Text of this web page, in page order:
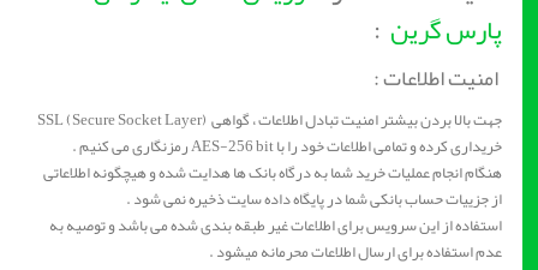
پارس گرین:
امنیت اطلاعات :
جهت بالا بردن بیشتر امنیت تبادل اطلاعات ، گواهی (SSL (Secure Socket Layer
خریداری کرده و تمامی اطلاعات خود را با AES-256 bit رمزنگاری می کنیم .
هنگام انجام عملیات خرید شما به درگاه بانک ها هدایت شده و هیچگونه اطلاعاتی
از جزییات حساب بانکی شما در پایگاه داده سایت ذخیره نمی شود .
استفاده از این سرویس برای اطلاعات غیر طبقه بندی شده می باشد و توصیه به
عدم استفاده برای ارسال اطلاعات محرمانه میشود .